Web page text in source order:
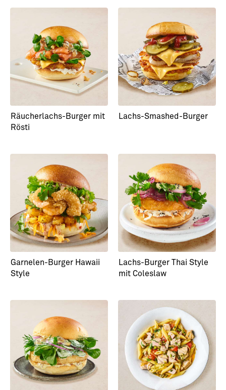
Räucherlachs-Burger mit
Rösti
Lachs-Smashed-Burger
Garnelen-Burger Hawaii
Style
Lachs-Burger Thai Style
mit Coleslaw